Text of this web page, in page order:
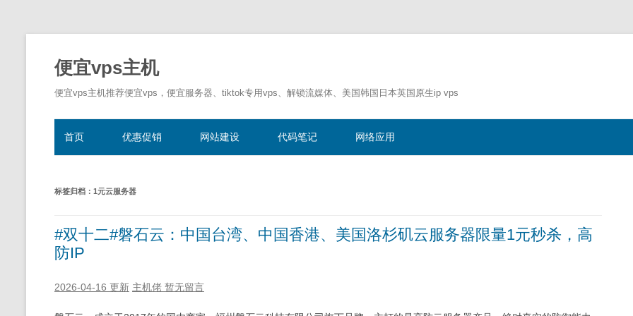
便宜vps主机
便宜vps主机推荐便宜vps，便宜服务器、tiktok专用vps、解锁流媒体、美国韩国日本英国原生ip vps
文
首页 优惠促销 网站建设 代码笔记 网络应用
标签归档： 1元云服务器
#双十二#磐石云：中国台湾、中国香港、美国洛杉矶云服务器限量1元秒杀，高
防IP
2026-04-16 更新 主机佬 暂无留言